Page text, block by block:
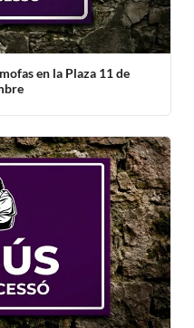
en la Plaza 11 de